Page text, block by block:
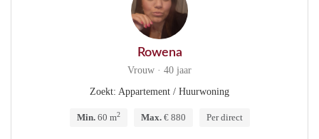
Rowena
Vrouw · 40 jaar
Zoekt: Appartement / Huurwoning
Min.60 m2 Max.€ 880 Per direct